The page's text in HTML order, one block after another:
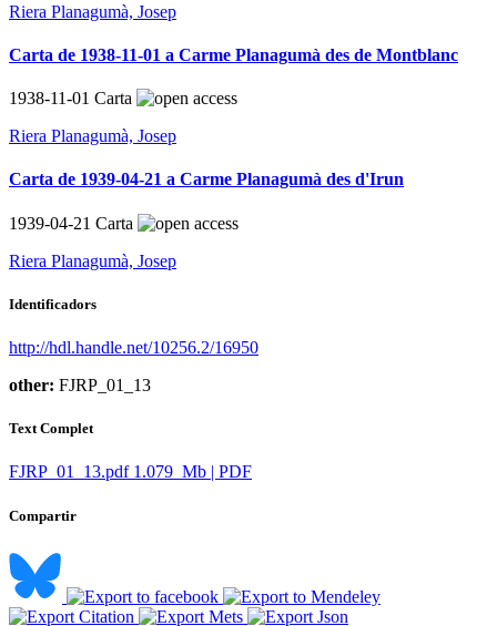
Riera Planagumà, Josep
Carta de 1938-11-01 a Carme Planagumà des de Montblanc
1938-11-01 Carta
Riera Planagumà, Josep
Carta de 1939-04-21 a Carme Planagumà des d'Irun
1939-04-21 Carta
Riera Planagumà, Josep
Identificadors
http://hdl.handle.net/10256.2/16950
other: FJRP_01_13
Text Complet
FJRP_01_13.pdf 1.079 Mb | PDF
Compartir